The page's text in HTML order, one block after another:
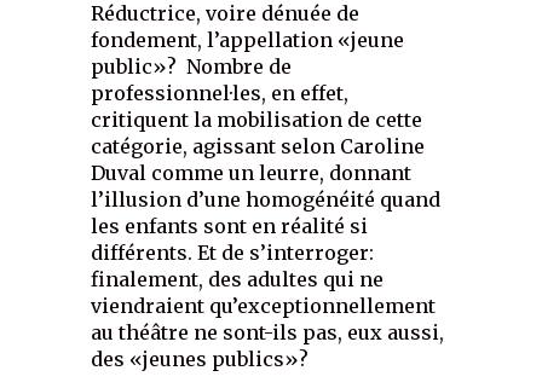
Réductrice, voire dénuée de
fondement, l’appellation «jeune
public»? Nombre de
professionnel·les, en effet,
critiquent la mobilisation de cette
catégorie, agissant selon Caroline
Duval comme un leurre, donnant
l’illusion d’une homogénéité quand
les enfants sont en réalité si
différents. Et de s’interroger:
finalement, des adultes qui ne
viendraient qu’exceptionnellement
au théâtre ne sont-ils pas, eux aussi,
des «jeunes publics»?